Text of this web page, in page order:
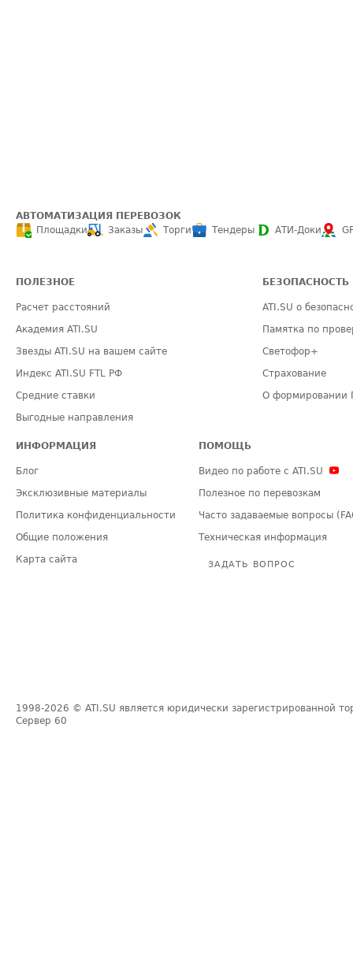
АВТОМАТИЗАЦИЯ ПЕРЕВОЗОК
Площадки
Заказы Торги Тендеры АТИ-Доки
ПОЛЕЗНОЕ
Расчет расстояний
Академия ATI.SU
Звезды ATI.SU на вашем сайте
Индекс ATI.SU FTL РФ
Средние ставки
Выгодные направления
БЕЗОПАСНОСТЬ
ATI.SU о
Памятка по
Светофор+
Страхование
О формировании
ИНФОРМАЦИЯ
Блог
Эксклюзивные материалы
Политика конфиденциальности
Общие положения
Карта сайта
ПОМОЩЬ
Видео по работе с ATI.SU
Полезное по перевозкам
Часто задаваемые вопросы
Техническая информация
ЗАДАТЬ ВОПРОС
1998-2026 © ATI.SU является юридически зарегистрированной
Сервер 60